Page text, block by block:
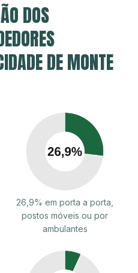
DOS
DE MONTE
26,9% em porta a porta,
postos móveis ou por
ambulantes